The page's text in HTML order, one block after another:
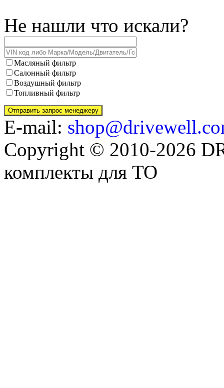
Не нашли что искали?
Масляный фильтр
Салонный фильтр
Воздушный фильтр
Топливный фильтр
E-mail:
Copyright © 2010-2026
комплекты для ТО